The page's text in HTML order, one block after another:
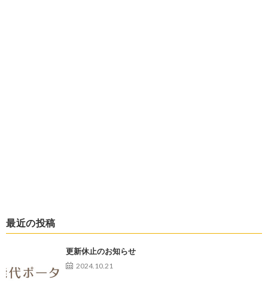
最近の投稿
更新休止のお知らせ
2024.10.21